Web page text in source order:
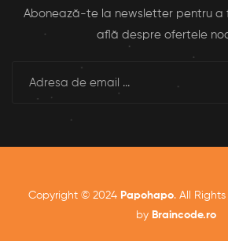
Abonează-te la newsletter pentru a
află despre ofertele
Copyright © 2024 Papohapo. All
by Braincode.ro